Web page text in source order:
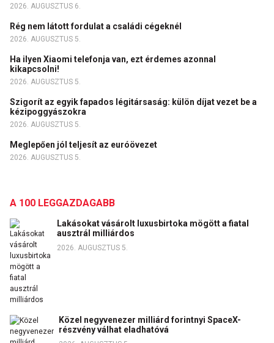
2026. AUGUSZTUS 6.
Rég nem látott fordulat a családi cégeknél
2026. AUGUSZTUS 5.
Ha ilyen Xiaomi telefonja van, ezt érdemes azonnal
kikapcsolni!
2026. AUGUSZTUS 5.
Szigorít az egyik fapados légitársaság: külön díjat vezet be a
kézipoggyászokra
2026. AUGUSZTUS 5.
Meglepően jól teljesít az euróövezet
2026. AUGUSZTUS 5.
A 100 LEGGAZDAGABB
Lakásokat vásárolt luxusbirtoka mögött a fiatal
ausztrál milliárdos
2026. AUGUSZTUS 5.
Közel negyvenezer milliárd forintnyi SpaceX-
részvény válhat eladhatóvá